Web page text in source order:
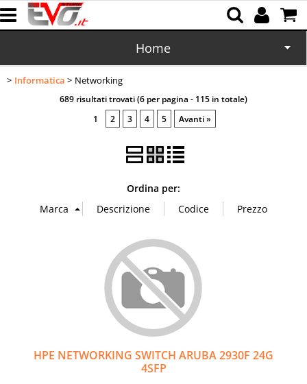
Home
Memorie
Batterie
Cartucce
Cellulari
Office
Informatica
AudioVideo
Informatica Networking
689 risultati trovati (6 per pagina - 115 in totale)
1
2 3 4 5 Avanti »
Ordina per:
HPE NETWORKING SWITCH ARUBA 2930F 24G
4SFP